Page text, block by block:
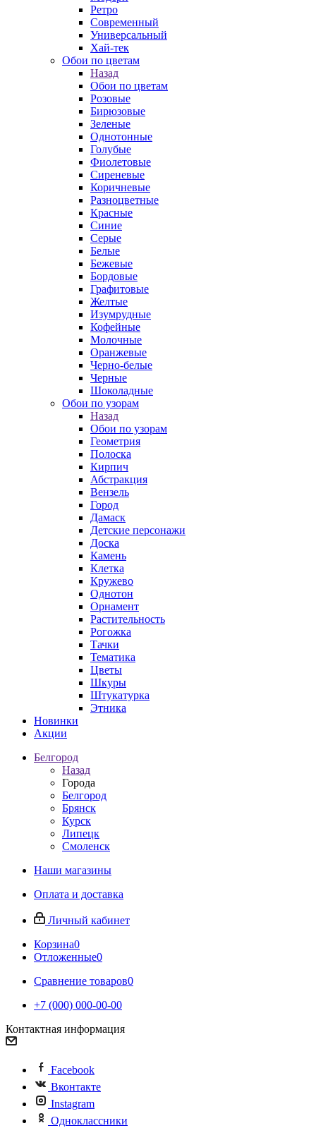
Ретро
Современный
Универсальный
Хай-тек
Обои по цветам
Назад
Обои по цветам
Розовые
Бирюзовые
Зеленые
Однотонные
Голубые
Фиолетовые
Сиреневые
Коричневые
Разноцветные
Красные
Синие
Серые
Белые
Бежевые
Бордовые
Графитовые
Желтые
Изумрудные
Кофейные
Молочные
Оранжевые
Черно-белые
Черные
Шоколадные
Обои по узорам
Назад
Обои по узорам
Геометрия
Полоска
Кирпич
Абстракция
Вензель
Город
Дамаск
Детские персонажи
Доска
Камень
Клетка
Кружево
Однотон
Орнамент
Растительность
Рогожка
Тачки
Тематика
Цветы
Шкуры
Штукатурка
Этника
Новинки
Акции
Белгород
Назад
Города
Белгород
Брянск
Курск
Липецк
Смоленск
Наши магазины
Оплата и доставка
Личный кабинет
Корзина0
Отложенные0
Сравнение товаров0
+7 (000) 000-00-00
Контактная информация
Facebook
Вконтакте
Instagram
Одноклассники